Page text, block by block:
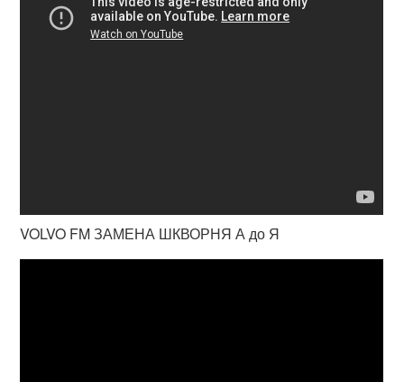
VOLVO FM ЗАМЕНА ШКВОРНЯ А до Я